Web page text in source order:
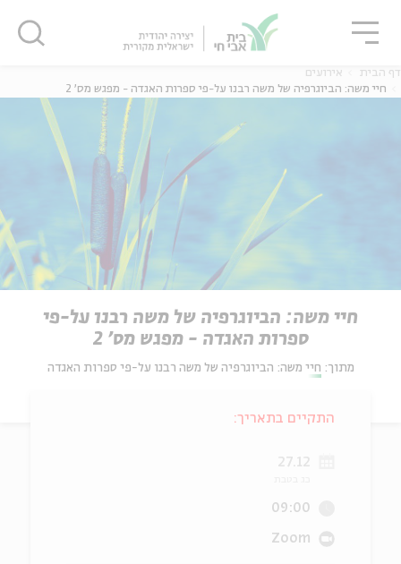
דף הבית
אירועים
חיי משה: הביוגרפיה של משה רבנו על-פי ספרות האגדה - מפגש מס' 2
חיי משה: הביוגרפיה של משה רבנו על-פי
ספרות האגדה - מפגש מס' 2
מתוך: חיי משה: הביוגרפיה של משה רבנו על-פי ספרות האגדה
התקיים בתאריך:
27.12
09:00
Zoom
סגור